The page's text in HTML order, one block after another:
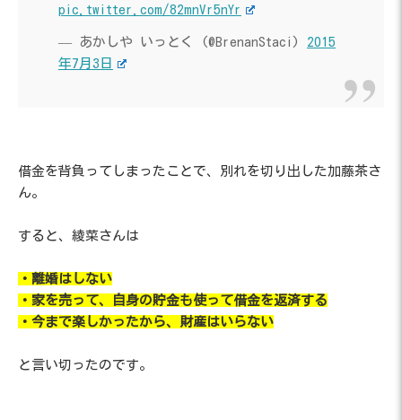
pic.twitter.com/82mnVr5nYr
— あかしや いっとく (@BrenanStaci) 2015
年7月3日
借金を背負ってしまったことで、別れを切り出した加藤茶さ
ん。
すると、綾菜さんは
・離婚はしない
・家を売って、自身の貯金も使って借金を返済する
・今まで楽しかったから、財産はいらない
と言い切ったのです。